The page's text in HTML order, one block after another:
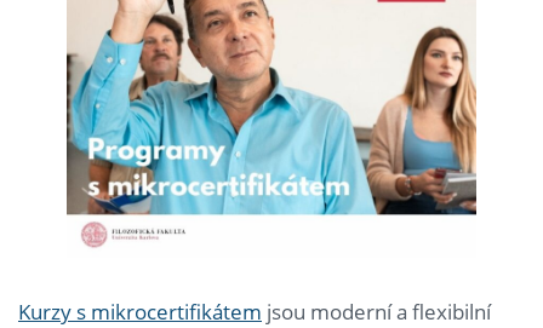
Kurzy s mikrocertifikátem jsou moderní a flexibilní